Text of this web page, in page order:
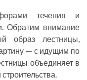
течения и
Обратим внимание
образ лестницы,
— с идущим по
объединяет в